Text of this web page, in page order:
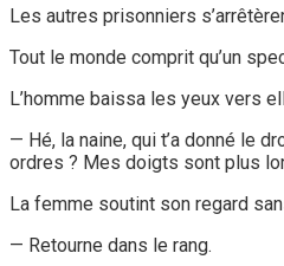
Les autres prisonniers
Tout le monde comprit qu’un
L’homme baissa les yeux vers
— Hé, la naine, qui t’a donné le
ordres ? Mes doigts sont plus
La femme soutint son regard
— Retourne dans le rang.